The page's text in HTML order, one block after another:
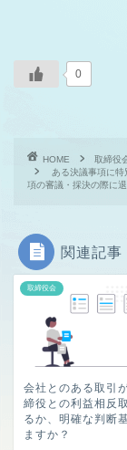
0
HOME
取締役
ある決議事項に
項の審議・採決の際に
関連記事
取締役会
会社とのある取引
締役との利益相反
るか、明確な判断
ますか？